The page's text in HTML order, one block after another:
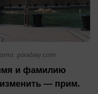
pixabay.com
и фамилию
— прим.